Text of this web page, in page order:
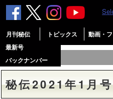
月刊秘伝
最新号
バックナンバー
トピックス 動画・
秘伝2021年1月号